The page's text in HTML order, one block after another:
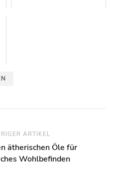
ARTIKEL
ätherischen Öle für
Wohlbefinden